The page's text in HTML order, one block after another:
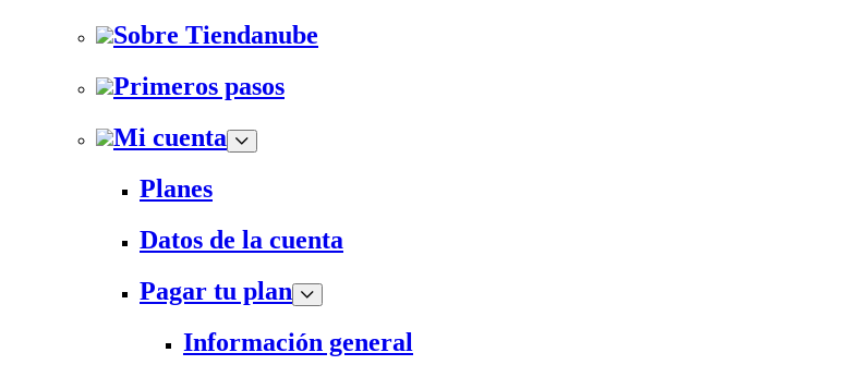
Sobre Tiendanube
Primeros pasos
Mi cuenta
Planes
Datos de la cuenta
Pagar tu plan
Información general